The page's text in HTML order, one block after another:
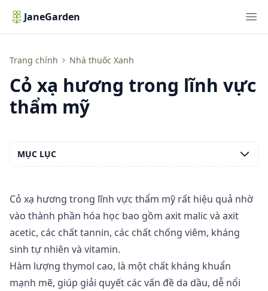
JaneGarden
Trang chính Nhà thuốc Xanh
Cỏ xạ hương trong lĩnh vực thẩm mỹ
Cỏ xạ hương trong lĩnh vực
thẩm mỹ
Cỏ xạ hương trong lĩnh vực thẩm mỹ rất hiệu quả nhờ
vào thành phần hóa học bao gồm axit malic và axit
acetic, các chất tannin, các chất chống viêm, kháng
sinh tự nhiên và vitamin.
Hàm lượng thymol cao, là một chất kháng khuẩn
mạnh mẽ, giúp giải quyết các vấn đề da dầu, dễ nổi
MỤC LỤC